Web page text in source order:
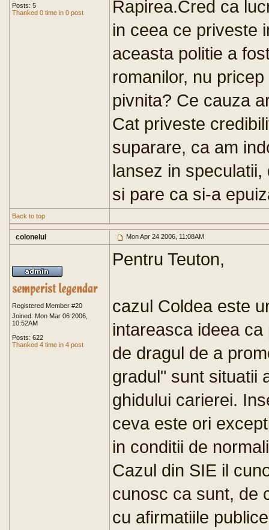
Posts: 5
Thanked 0 time in 0 post
Rapirea.Cred ca
in ceea ce priveste
aceasta politie a
romanilor, nu
pivnita? Ce cauza
Cat priveste
suparare, ca am
lansez in
si pare ca si-a
Back to top
colonelul Mon Apr 24 2006, 11:08AM
Registered Member #20
Joined: Mon Mar 06 2006,
10:52AM
Posts: 622
Thanked 4 time in 4 post
Pentru Teuton,
cazul Coldea este
intareasca ideea
de dragul de a
gradul" sunt situatii
ghidului carierei.
ceva este ori
in conditii de
Cazul din SIE il
cunosc ca sunt, de
cu afirmatiile